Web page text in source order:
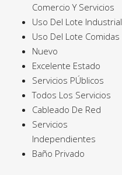
Comercio Y Servicios
Uso Del Lote Industrial
Uso Del Lote Comidas
Nuevo
Excelente Estado
Servicios PÚblicos
Todos Los Servicios
Cableado De Red
Servicios
Independientes
Baño Privado